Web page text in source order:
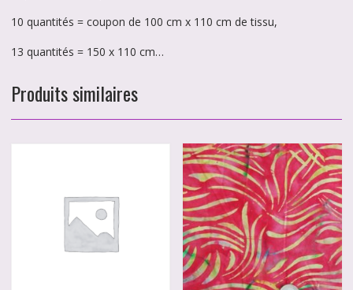
10 quantités = coupon de 100 cm x 110 cm de tissu,
13 quantités = 150 x 110 cm…
Produits similaires